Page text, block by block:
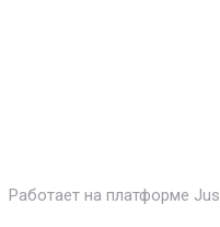
Работает на платформе